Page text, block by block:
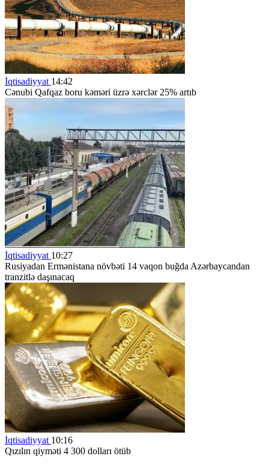
İqtisadiyyat 14:42
Cənubi Qafqaz boru kəməri üzrə xərclər 25% artıb
İqtisadiyyat 10:27
Rusiyadan Ermənistana növbəti 14 vaqon buğda Azərbaycandan
tranzitlə daşınacaq
İqtisadiyyat 10:16
Qızılın qiyməti 4 300 dolları ötüb